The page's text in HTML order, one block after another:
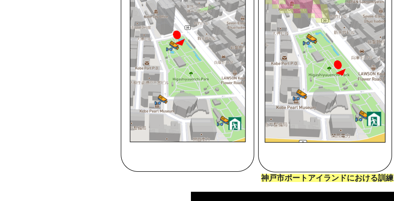
神戸市ポートアイランドにおける訓練